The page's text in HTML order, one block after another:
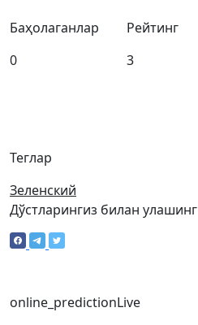
Теглар
Зеленский
Баҳолаганлар
0
Рейтинг
3
Дўстларингиз билан улашинг
online_predictionLive